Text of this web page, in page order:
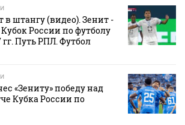
в штангу (видео). Зенит -
России по футболу
гг. Путь РПЛ. Футбол
«Зениту» победу над
Кубка России по